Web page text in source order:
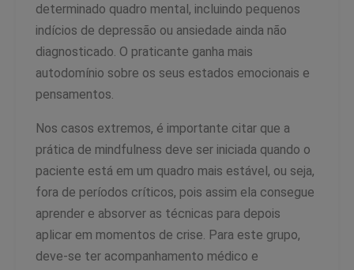
determinado quadro mental, incluindo pequenos
indícios de depressão ou ansiedade ainda não
diagnosticado. O praticante ganha mais
autodomínio sobre os seus estados emocionais e
pensamentos.
Nos casos extremos, é importante citar que a
prática de mindfulness deve ser iniciada quando o
paciente está em um quadro mais estável, ou seja,
fora de períodos críticos, pois assim ela consegue
aprender e absorver as técnicas para depois
aplicar em momentos de crise. Para este grupo,
deve-se ter acompanhamento médico e